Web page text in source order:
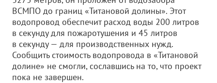
ВСМПО до границ «Титановой долины». Этот
водопровод обеспечит расход воды 200 литров
в секунду для пожаротушения и 45 литров
в секунду — для производственных нужд.
Сообщить стоимость водопровода в «Титановой
долине» не смогли, сославшись на то, что проект
пока не завершен.